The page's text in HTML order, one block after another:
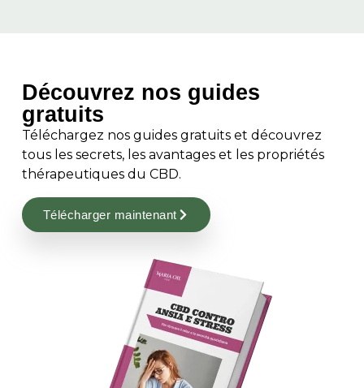
Découvrez nos guides
gratuits
Téléchargez nos guides gratuits et découvrez
tous les secrets, les avantages et les propriétés
thérapeutiques du CBD.
Télécharger maintenant